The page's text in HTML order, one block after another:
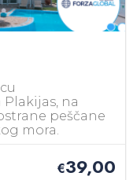
na
peščane
mora.
€39,00